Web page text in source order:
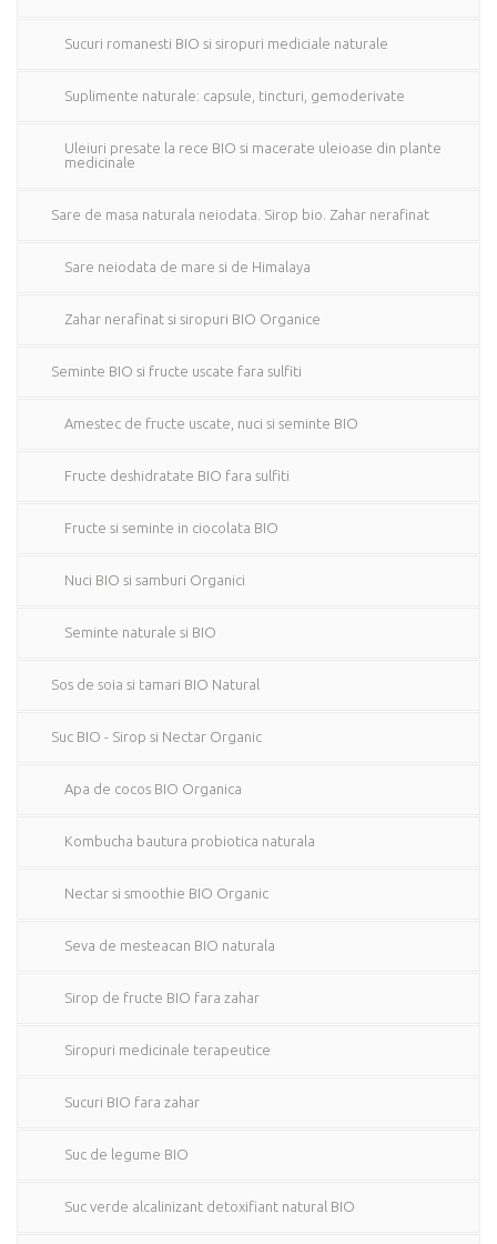
Sucuri romanesti BIO si siropuri mediciale naturale
Suplimente naturale: capsule, tincturi, gemoderivate
Uleiuri presate la rece BIO si macerate uleioase din plante
medicinale
Sare de masa naturala neiodata. Sirop bio. Zahar nerafinat
Sare neiodata de mare si de Himalaya
Zahar nerafinat si siropuri BIO Organice
Seminte BIO si fructe uscate fara sulfiti
Amestec de fructe uscate, nuci si seminte BIO
Fructe deshidratate BIO fara sulfiti
Fructe si seminte in ciocolata BIO
Nuci BIO si samburi Organici
Seminte naturale si BIO
Sos de soia si tamari BIO Natural
Suc BIO - Sirop si Nectar Organic
Apa de cocos BIO Organica
Kombucha bautura probiotica naturala
Nectar si smoothie BIO Organic
Seva de mesteacan BIO naturala
Sirop de fructe BIO fara zahar
Siropuri medicinale terapeutice
Sucuri BIO fara zahar
Suc de legume BIO
Suc verde alcalinizant detoxifiant natural BIO